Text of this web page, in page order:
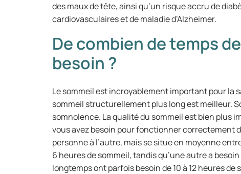
des maux de tête, ainsi qu’un risque accru de
cardiovasculaires et de maladie d’Alzheimer.
De combien de temps
besoin ?
Le sommeil est incroyablement important pour la
sommeil structurellement plus long est meilleur.
somnolence. La qualité du sommeil est bien plus
vous avez besoin pour fonctionner correctement
personne à l’autre, mais se situe en moyenne
6 heures de sommeil, tandis qu’une autre a
longtemps ont parfois besoin de 10 à 12 heures